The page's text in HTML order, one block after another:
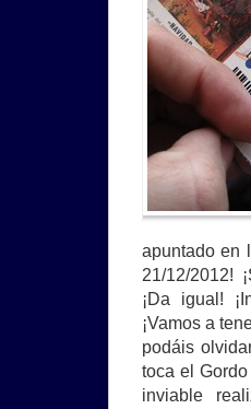
apuntado en
21/12/2012!
¡Da igual!
¡Vamos a
podáis
toca el
inviable